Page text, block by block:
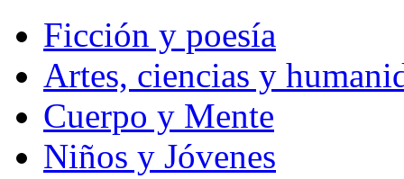
Ficción y poesía
Artes, ciencias y
Cuerpo y Mente
Niños y Jóvenes